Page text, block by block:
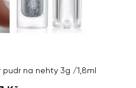
pudr na nehty 3g /1,8ml